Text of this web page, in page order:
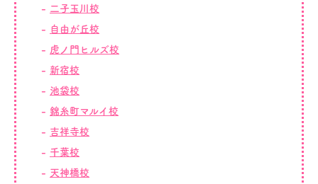
二子玉川校
自由が丘校
虎ノ門ヒルズ校
新宿校
池袋校
錦糸町マルイ校
吉祥寺校
千葉校
天神橋校